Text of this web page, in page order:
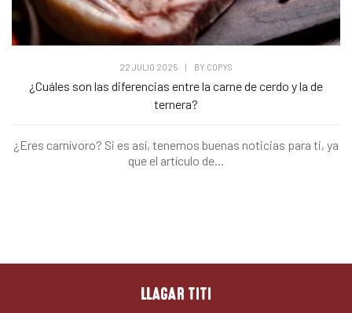
22 JULIO 2025 BY COPYS
¿Cuáles son las diferencias entre la carne de cerdo y la de
ternera?
¿Eres carnívoro? Si es así, tenemos buenas noticias para ti, ya
que el artículo de...
LLAGAR TITI